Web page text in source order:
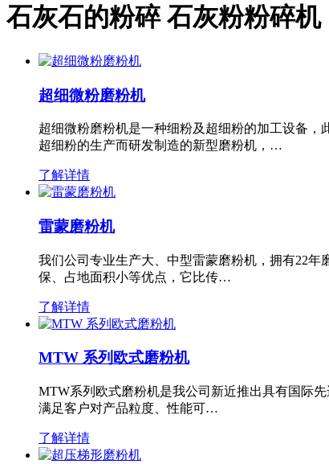
石灰石的粉碎 石灰粉粉碎机
超细微粉磨粉机
超细微粉磨粉机是一种细粉及超细粉的加工设备
超细粉的生产而研发制造的新型磨粉机，…
了解详情
雷蒙磨粉机
我们公司专业生产大、中型雷蒙磨粉机，拥有22
保、占地面积小等优点，它比传…
了解详情
MTW 系列欧式磨粉机
MTW系列欧式磨粉机是我公司新近推出具有国际
满足客户对产品粒度、性能可…
了解详情